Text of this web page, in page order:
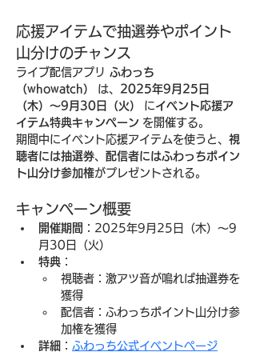
応援アイテムで抽選券やポイント
山分けのチャンス
ライブ配信アプリ ふわっち
（whowatch）
は、 2025年9月25日
（木）〜9月30日（火）
にイベント応援ア
イテム特典キャンペーン を開催する。
期間中にイベント応援アイテムを使うと、 視
聴者には抽選券、 配信者にはふわっちポイン
ト山分け参加権がプレゼントされる。
キャンペーン概要
開催期間 ：2025年9月25日（木）〜9
月30日（火）
特典 ：
視聴者：激アツ音が鳴れば抽選券を
獲得
配信者：ふわっちポイント山分け参
加権を獲得
詳細 ： ふわっち公式イベントページ